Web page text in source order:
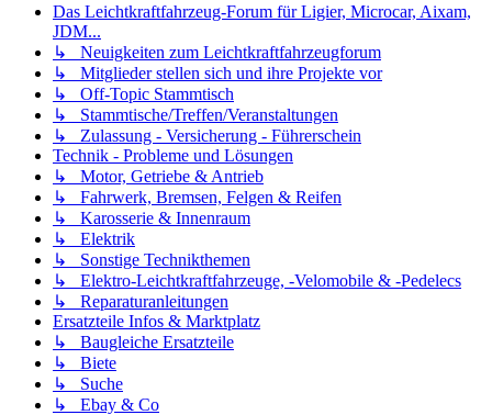
Das Leichtkraftfahrzeug-Forum für Ligier, Microcar, Aixam,
JDM...
↳ Neuigkeiten zum Leichtkraftfahrzeugforum
↳ Mitglieder stellen sich und ihre Projekte vor
↳ Off-Topic Stammtisch
↳ Stammtische/Treffen/Veranstaltungen
↳ Zulassung - Versicherung - Führerschein
Technik - Probleme und Lösungen
↳ Motor, Getriebe & Antrieb
↳ Fahrwerk, Bremsen, Felgen & Reifen
↳ Karosserie & Innenraum
↳ Elektrik
↳ Sonstige Technikthemen
↳ Elektro-Leichtkraftfahrzeuge, -Velomobile & -Pedelecs
↳ Reparaturanleitungen
Ersatzteile Infos & Marktplatz
↳ Baugleiche Ersatzteile
↳ Biete
↳ Suche
↳ Ebay & Co